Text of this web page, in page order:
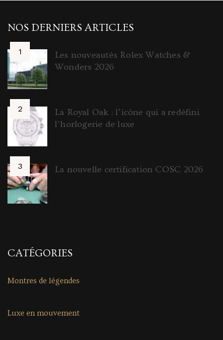
NOS DERNIERS ARTICLES
Les nouveautés Rolex Watches &
Wonders 2026
La Royal Oak : l’icône qui a redéfini
l’horlogerie de luxe
La nouvelle certification COSC 2026
CATÉGORIES
Montres de légendes
Luxe en mouvement